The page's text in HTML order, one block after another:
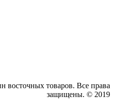
восточных товаров. Все права
защищены. © 2019